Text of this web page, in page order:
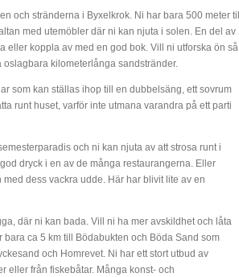
och stränderna i Byxelkrok. Ni har bara 500 meter till
med utemöbler där ni kan njuta i solen. En del av
eller koppla av med en god bok. Vill ni utforska ön så
kilometerlånga sandstränder.
som kan ställas ihop till en dubbelsäng, ett sovrum
runt huset, varför inte utmana varandra på ett parti
och ni kan njuta av att strosa runt i
dryck i en av de många restaurangerna. Eller
dess vackra udde. Här har blivit lite av en
där ni kan bada. Vill ni ha mer avskildhet och låta
ca 5 km till Bödabukten och Böda Sand som
och Homrevet. Ni har ett stort utbud av
eller från fiskebåtar. Många konst- och